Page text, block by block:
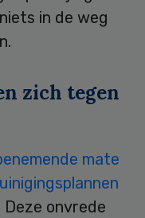
in de weg
zich tegen
mate
Deze onvrede